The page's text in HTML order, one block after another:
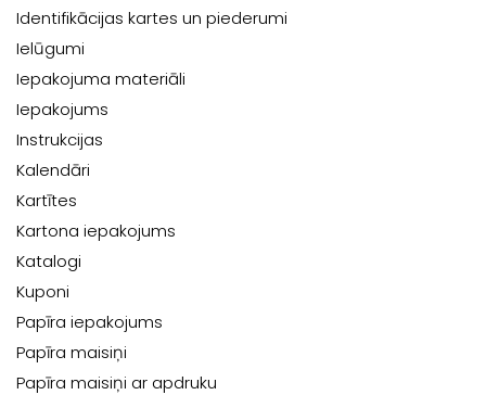
Identifikācijas kartes un piederumi
Ielūgumi
Iepakojuma materiāli
Iepakojums
Instrukcijas
Kalendāri
Kartītes
Kartona iepakojums
Katalogi
Kuponi
Papīra iepakojums
Papīra maisiņi
Papīra maisiņi ar apdruku